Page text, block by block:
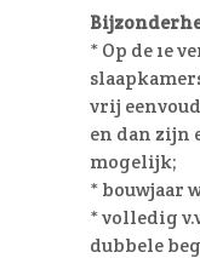
* Op de 1e
vrij
en dan zijn
mogelijk;
* bouwjaar
* volledig
dubbele